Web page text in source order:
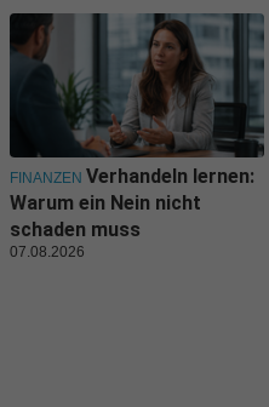
FINANZEN Verhandeln lernen:
Warum ein Nein nicht
schaden muss
07.08.2026